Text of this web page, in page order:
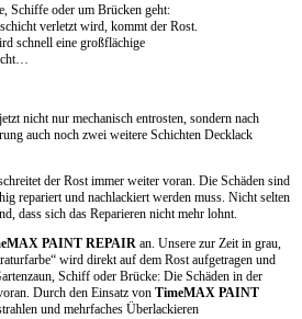
Schiffe oder um Brücken geht:
verletzt wird, kommt der Rost.
schnell eine großflächige
nicht nur mechanisch entrosten, sondern nach
auch noch zwei weitere Schichten Decklack
der Rost immer weiter voran. Die Schäden sind
repariert und nachlackiert werden muss. Nicht selten
dass sich das Reparieren nicht mehr lohnt.
PAINT REPAIR an. Unsere zur Zeit in grau,
wird direkt auf dem Rost aufgetragen und
Schiff oder Brücke: Die Schäden in der
Durch den Einsatz von TimeMAX PAINT
und mehrfaches Überlackieren